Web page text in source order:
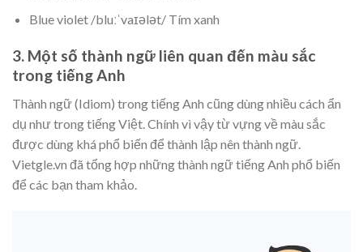
Blue violet /bluːˈvaɪələt/ Tím xanh
3. Một số thành ngữ liên quan đến màu sắc
trong tiếng Anh
Thành ngữ (Idiom) trong tiếng Anh cũng dùng nhiều cách ẩn
dụ như trong tiếng Việt. Chính vì vậy từ vựng về màu sắc
được dùng khá phổ biến để thành lập nên thành ngữ.
Vietgle.vn đã tổng hợp những thành ngữ tiếng Anh phổ biến
để các bạn tham khảo.